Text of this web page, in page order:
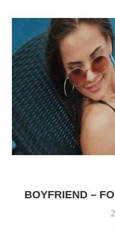
BOYFRIEND –